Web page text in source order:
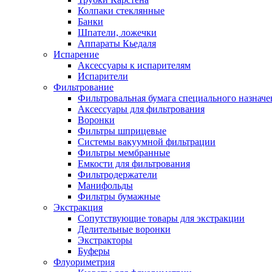
Колпаки стеклянные
Банки
Шпатели, ложечки
Аппараты Кьедаля
Испарение
Аксессуары к испарителям
Испарители
Фильтрование
Фильтровальная бумага специального
Аксессуары для фильтрования
Воронки
Фильтры шприцевые
Системы вакуумной фильтрации
Фильтры мембранные
Емкости для фильтрования
Фильтродержатели
Манифольды
Фильтры бумажные
Экстракция
Сопутствующие товары для экстракции
Делительные воронки
Экстракторы
Буферы
Флуориметрия